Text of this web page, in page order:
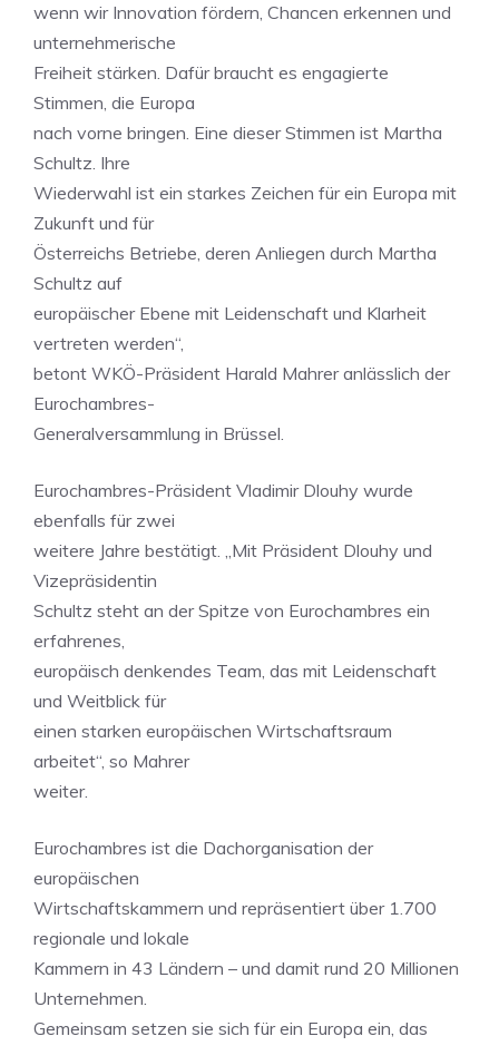
wenn wir Innovation fördern, Chancen erkennen und
unternehmerische
Freiheit stärken. Dafür braucht es engagierte
Stimmen, die Europa
nach vorne bringen. Eine dieser Stimmen ist Martha
Schultz. Ihre
Wiederwahl ist ein starkes Zeichen für ein Europa mit
Zukunft und für
Österreichs Betriebe, deren Anliegen durch Martha
Schultz auf
europäischer Ebene mit Leidenschaft und Klarheit
vertreten werden“,
betont WKÖ-Präsident Harald Mahrer anlässlich der
Eurochambres-
Generalversammlung in Brüssel.
Eurochambres-Präsident Vladimir Dlouhy wurde
ebenfalls für zwei
weitere Jahre bestätigt. „Mit Präsident Dlouhy und
Vizepräsidentin
Schultz steht an der Spitze von Eurochambres ein
erfahrenes,
europäisch denkendes Team, das mit Leidenschaft
und Weitblick für
einen starken europäischen Wirtschaftsraum
arbeitet“, so Mahrer
weiter.
Eurochambres ist die Dachorganisation der
europäischen
Wirtschaftskammern und repräsentiert über 1.700
regionale und lokale
Kammern in 43 Ländern – und damit rund 20 Millionen
Unternehmen.
Gemeinsam setzen sie sich für ein Europa ein, das